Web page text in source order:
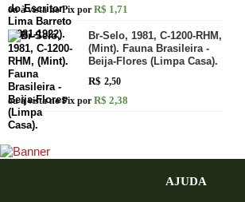
ou à vista no Pix por R$ 1,71
Br-Selo, 1981, C-1200-RHM,
(Mint). Fauna Brasileira -
Beija-Flores (Limpa Casa).
R$ 2,50
ou à vista no Pix por R$ 2,38
AJUDA